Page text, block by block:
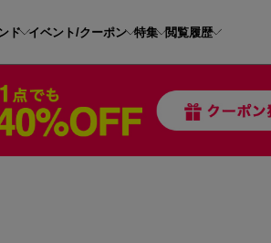
ド イベント/クーポン 特集 閲覧履歴